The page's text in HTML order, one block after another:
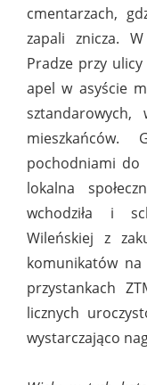
cmentarzach,
zapali znicza.
Pradze przy
apel w asyście
sztandarowych,
mieszkańców.
pochodniami do
lokalna
wchodziła i
Wileńskiej z
komunikatów
przystankach
licznych
wystarczająco